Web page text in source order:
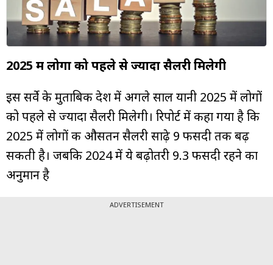
2025 में लोगों को पहले से ज्यादा सैलरी मिलेगी
इस सर्वे के मुताबिक देश में अगले साल यानी 2025 में लोगों
को पहले से ज्यादा सैलरी मिलेगी। रिपोर्ट में कहा गया है कि
2025 में लोगों की औसतन सैलरी साढ़े 9 फीसदी तक बढ़
सकती है। जबकि 2024 में ये बढ़ोतरी 9.3 फीसदी रहने का
अनुमान है
ADVERTISEMENT